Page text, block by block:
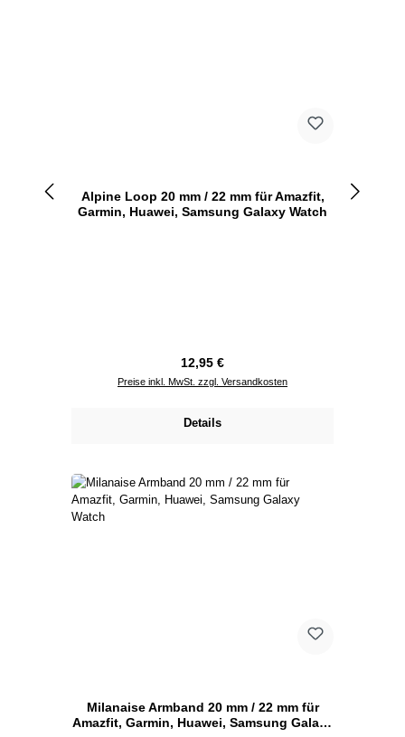
Alpine Loop 20 mm / 22 mm für Amazfit,
Garmin, Huawei, Samsung Galaxy Watch
Regulärer Preis:
12,95 €
Preise inkl. MwSt. zzgl. Versandkosten
Details
Milanaise Armband 20 mm / 22 mm für
Amazfit, Garmin, Huawei, Samsung Galaxy